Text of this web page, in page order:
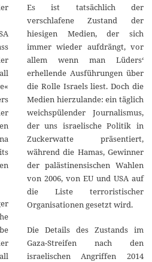
Es ist tatsächlich der
verschlafene Zustand der
hiesigen Medien, der sich
immer wieder aufdrängt, vor
allem wenn man Lüders‘
erhellende Ausführungen über
die Rolle Israels liest. Doch die
Medien hierzulande: ein täglich
weichspülender Journalismus,
der uns israelische Politik in
Zuckerwatte präsentiert,
während die Hamas, Gewinner
der palästinensischen Wahlen
von 2006, von EU und USA auf
die Liste terroristischer
Organisationen gesetzt wird.
Die Details des Zustands im
Gaza-Streifen nach den
israelischen Angriffen 2014